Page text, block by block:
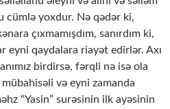
cümlə yoxdur. Nə qədər ki,
çıxmamışdım, sanırdım ki,
eyni qaydalara riayət edirlər. Axı
birdirsə, fərqli nə isə ola
mübahisəli və eyni zamanda
“Yasin” surəsinin ilk ayəsinin